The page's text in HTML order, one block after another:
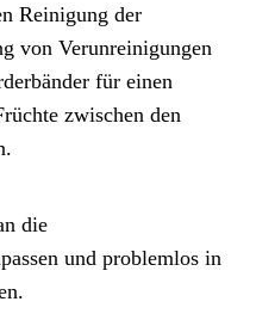
Reinigung der
von Verunreinigungen
für einen
zwischen den
die
und problemlos in